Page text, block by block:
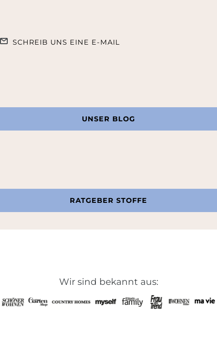
SCHREIB UNS EINE E-MAIL
UNSER BLOG
RATGEBER STOFFE
Wir sind bekannt aus: